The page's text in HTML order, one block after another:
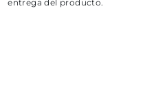
entrega del producto.